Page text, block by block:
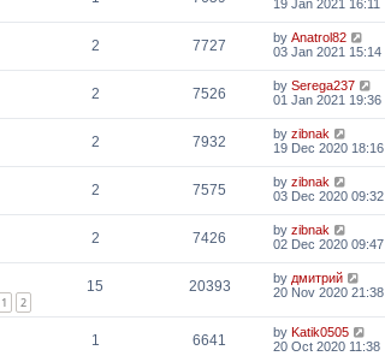
19 Jan 2021 16:11
2 7727 by Anatrol82
03 Jan 2021 15:14
2 7526 by Serega237
01 Jan 2021 19:36
2 7932 by zibnak
19 Dec 2020 18:16
2 7575 by zibnak
03 Dec 2020 09:32
2 7426 by zibnak
02 Dec 2020 09:47
1 2
15 20393 by дмитрий
20 Nov 2020 21:38
1 6641 by Katik0505
20 Oct 2020 11:38